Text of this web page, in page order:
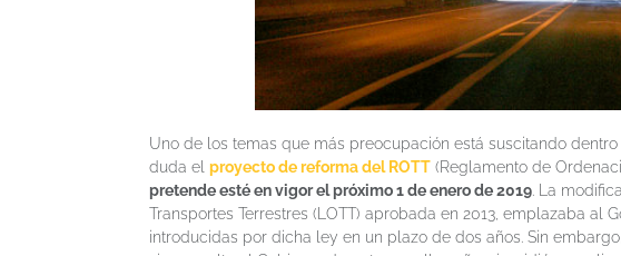
Uno de los temas que más preocupación está suscitando
duda elproyecto de reforma del ROTT (Reglamento de
pretende esté en vigor el próximo 1 de enero de 2019 . La
Transportes Terrestres (LOTT) aprobada en 2013, emplazaba al
introducidas por dicha ley en un plazo de dos años. Sin